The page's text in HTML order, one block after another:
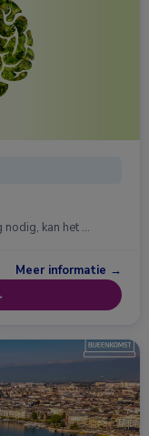
nodig, kan het …
Meer informatie →